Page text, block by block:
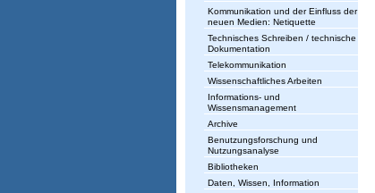
Kommunikation und der Einfluss der
neuen Medien: Netiquette
Technisches Schreiben / technische
Dokumentation
Telekommunikation
Wissenschaftliches Arbeiten
Informations- und
Wissensmanagement
Archive
Benutzungsforschung und
Nutzungsanalyse
Bibliotheken
Daten, Wissen, Information